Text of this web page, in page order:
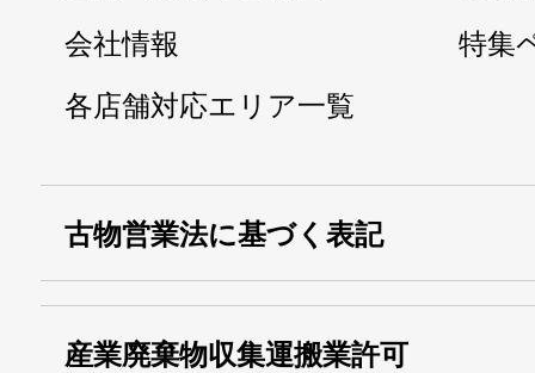
会社情報
特集
各店舗対応エリア一覧
古物営業法に基づく表記
産業廃棄物収集運搬業許可